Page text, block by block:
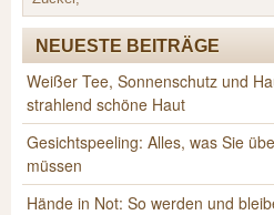
NEUESTE BEITRÄGE
Weißer Tee, Sonnenschutz und
strahlend schöne Haut
Gesichtspeeling: Alles, was Sie
müssen
Hände in Not: So werden und